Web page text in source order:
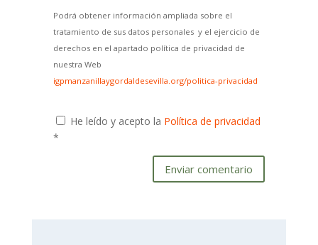
Podrá obtener información ampliada sobre el
tratamiento de sus datos personales y el ejercicio de
derechos en el apartado política de privacidad de
nuestra Web
igpmanzanillaygordaldesevilla.org/politica-privacidad
He leído y acepto la Política de privacidad
*
Enviar comentario